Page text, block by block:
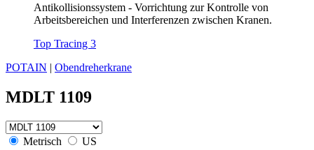
Antikollisionssystem - Vorrichtung zur Kontrolle von
Arbeitsbereichen und Interferenzen zwischen Kranen.
Top Tracing 3
POTAIN | Obendreherkrane
MDLT 1109
Metrisch US